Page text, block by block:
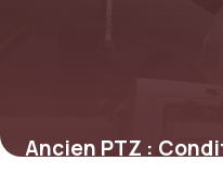
Ancien PTZ :